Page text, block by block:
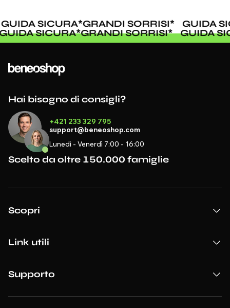
SICURA*GRANDI SORRISI*
GUIDA
GUIDA SICURA*GRANDI SORRISI* GUIDA
Hai bisogno di consigli?
+421 233 329 795
support@beneoshop.com
Lunedì - Venerdì 7:00 - 16:00
Scelto da oltre 150.000 famiglie
Scopri
Link utili
Supporto